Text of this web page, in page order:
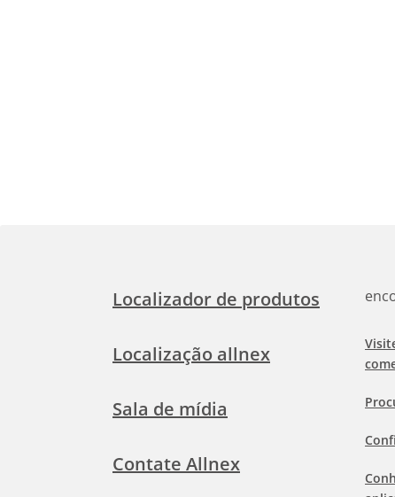
Localizador de produtos
Localização allnex
Sala de mídia
Contate Allnex